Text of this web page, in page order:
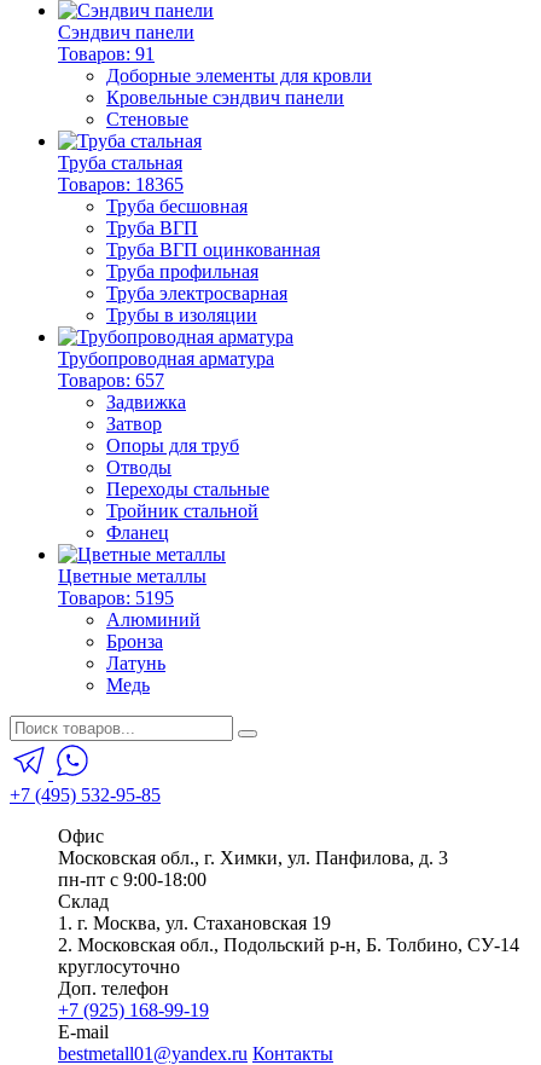
Сэндвич панели
Товаров: 91
Доборные элементы для кровли
Кровельные сэндвич панели
Стеновые
Труба стальная
Товаров: 18365
Труба бесшовная
Труба ВГП
Труба ВГП оцинкованная
Труба профильная
Труба электросварная
Трубы в изоляции
Трубопроводная арматура
Товаров: 657
Задвижка
Затвор
Опоры для труб
Отводы
Переходы стальные
Тройник стальной
Фланец
Цветные металлы
Товаров: 5195
Алюминий
Бронза
Латунь
Медь
+7 (495) 532-95-85
Офис
Московская обл., г. Химки, ул. Панфилова, д. 3
пн-пт с 9:00-18:00
Склад
1. г. Москва, ул. Стахановская 19
2. Московская обл., Подольский р-н, Б. Толбино, СУ-14
круглосуточно
Доп. телефон
+7 (925) 168-99-19
E-mail
bestmetall01@yandex.ru Контакты